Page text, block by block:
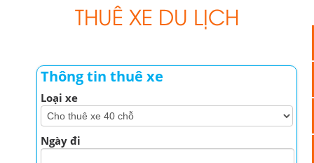
THUÊ XE DU LỊCH
Thông tin thuê xe
Loại xe
Ngày đi